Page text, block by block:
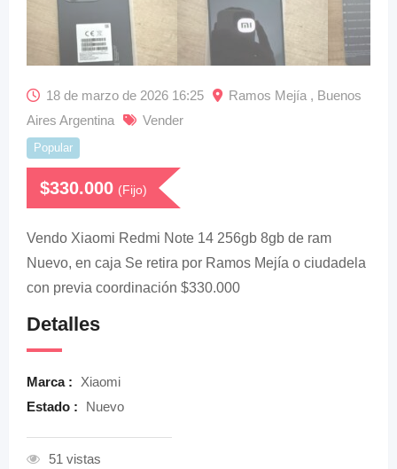
18 de marzo de 2026 16:25
Ramos Mejía , Buenos
Aires Argentina
Vender
Popular
$330.000 (Fijo)
Vendo Xiaomi Redmi Note 14 256gb 8gb de ram
Nuevo, en caja Se retira por Ramos Mejía o ciudadela
con previa coordinación $330.000
Detalles
Marca :
Xiaomi
Estado :
Nuevo
51 vistas